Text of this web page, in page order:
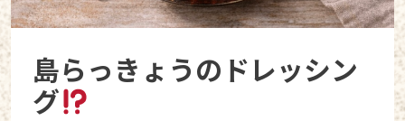
島らっきょうのドレッシン
グ